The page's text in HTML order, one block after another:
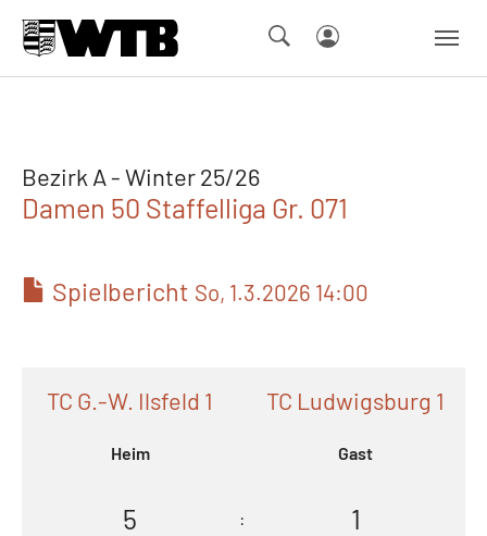
Bezirk A - Winter 25/26
Damen 50 Staffelliga Gr. 071
Spielbericht So, 1.3.2026 14:00
TC G.-W. Ilsfeld 1
Heim
TC Ludwigsburg 1
Gast
5 : 1